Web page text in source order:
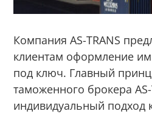
Компания AS-TRANS
клиентам оформление
под ключ. Главный
таможенного брокера
индивидуальный подход